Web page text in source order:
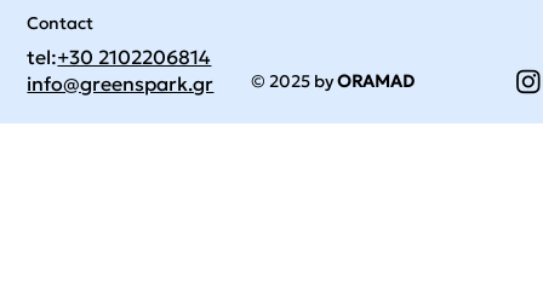
Contact
tel:+30 2102206814
info@greenspark.gr
© 2025 byORAMAD